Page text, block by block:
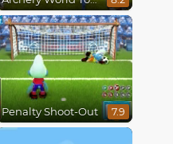
Penalty Shoot-Out 7.9